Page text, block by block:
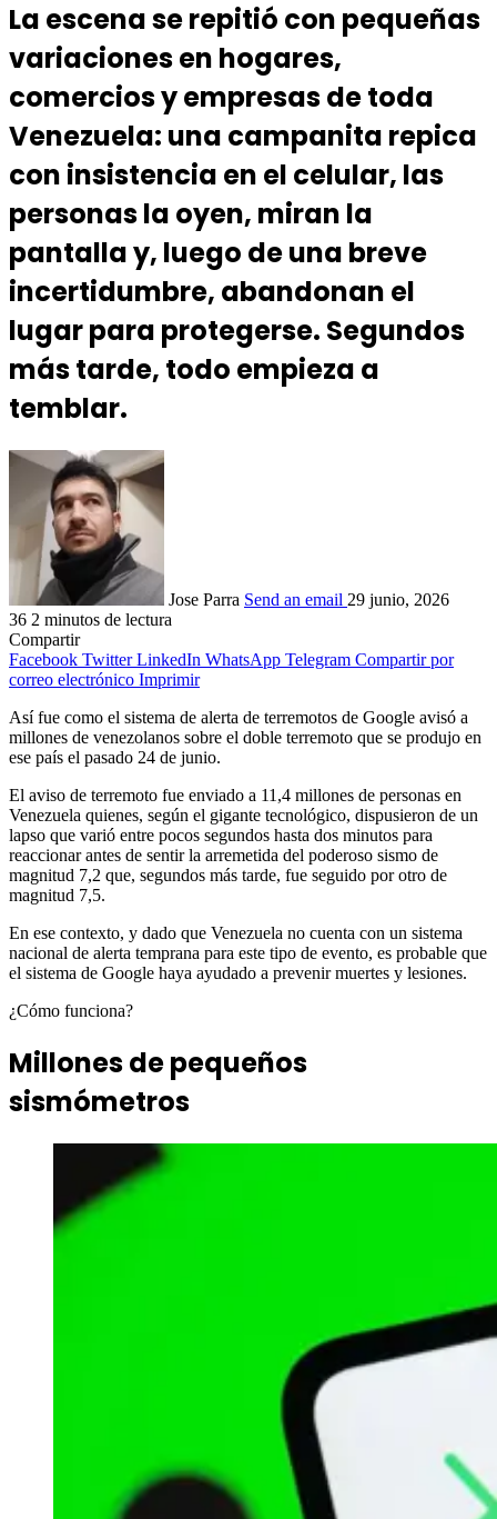
La escena se repitió con pequeñas
variaciones en hogares,
comercios y empresas de toda
Venezuela: una campanita repica
con insistencia en el celular, las
personas la oyen, miran la
pantalla y, luego de una breve
incertidumbre, abandonan el
lugar para protegerse. Segundos
más tarde, todo empieza a
temblar.
Jose Parra Send an email 29 junio, 2026
36 2 minutos de lectura
Compartir
Facebook Twitter LinkedIn WhatsApp Telegram Compartir por
correo electrónico Imprimir
Así fue como el sistema de alerta de terremotos de Google avisó a
millones de venezolanos sobre el doble terremoto que se produjo en
ese país el pasado 24 de junio.
El aviso de terremoto fue enviado a 11,4 millones de personas en
Venezuela quienes, según el gigante tecnológico, dispusieron de un
lapso que varió entre pocos segundos hasta dos minutos para
reaccionar antes de sentir la arremetida del poderoso sismo de
magnitud 7,2 que, segundos más tarde, fue seguido por otro de
magnitud 7,5.
En ese contexto, y dado que Venezuela no cuenta con un sistema
nacional de alerta temprana para este tipo de evento, es probable que
el sistema de Google haya ayudado a prevenir muertes y lesiones.
¿Cómo funciona?
Millones de pequeños
sismómetros